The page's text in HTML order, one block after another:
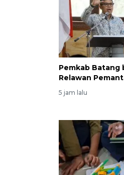
Pemkab Batang
Relawan
5 jam lalu